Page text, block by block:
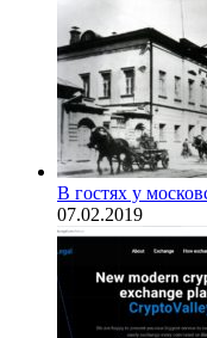
В гостях у
07.02.2019